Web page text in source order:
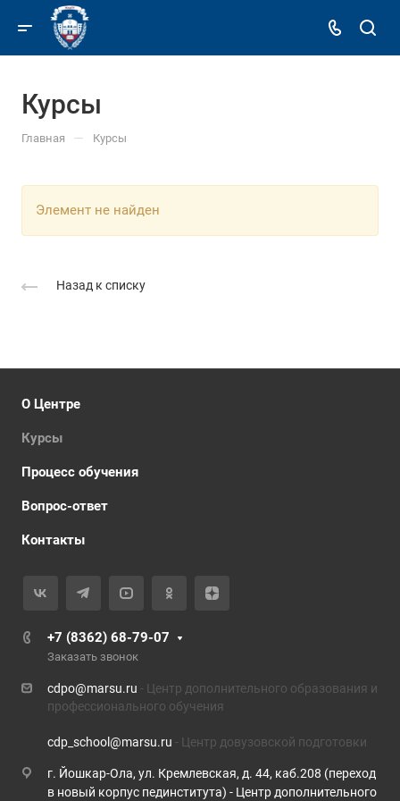
Курсы
Главная — Курсы
Элемент не найден
Назад к списку
О Центре
Курсы
Процесс обучения
Вопрос-ответ
Контакты
+7 (8362) 68-79-07
Заказать звонок
cdpo@marsu.ru - Центр дополнительного образования и
профессионального обучения
cdp_school@marsu.ru - Центр довузовской подготовки
г. Йошкар-Ола, ул. Кремлевская, д. 44, каб.208 (переход
в новый корпус пединститута) - Центр дополнительного